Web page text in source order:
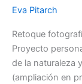
Eva Pitarch
Retoque
Proyecto
de la naturaleza
(ampliación en